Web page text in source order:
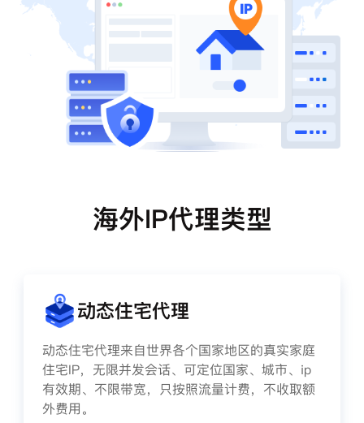
海外IP代理类型
动态住宅代理
动态住宅代理来自世界各个国家地区的真实家庭
住宅IP，无限并发会话、可定位国家、城市、ip
有效期、不限带宽，只按照流量计费，不收取额
外费用。